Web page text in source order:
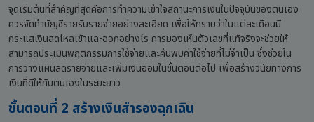
จุดเริ่มต้นที่สำคัญที่สุดคือการทำความเข้าใจสถานะการเงินในปัจจุบันของตนเอง
ควรจัดทำบัญชีรายรับรายจ่ายอย่างละเอียด เพื่อให้ทราบว่าในแต่ละเดือนมี
กระแสเงินสดไหลเข้าและออกอย่างไร การมองเห็นตัวเลขที่แท้จริงจะช่วยให้
สามารถประเมินพฤติกรรมการใช้จ่ายและค้นพบค่าใช้จ่ายที่ไม่จำเป็น ซึ่งช่วยใน
การวางแผนลดรายจ่ายและเพิ่มเงินออมในขั้นตอนต่อไป เพื่อสร้างวินัยทางการ
เงินที่ดีให้กับตนเองในระยะยาว
ขั้นตอนที่ 2 สร้างเงินสำรองฉุกเฉิน